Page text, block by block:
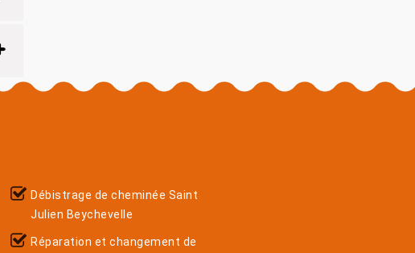
Débistrage de cheminée Saint
Julien Beychevelle
Réparation et changement de